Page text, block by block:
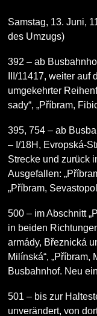
Samstag, 13. Juni,
des Umzugs)
392 – ab
III/11417, weiter
umgekehrter
sady“, „Příbram,
395, 754 – ab
– I/18H, Evropská-
Strecke und zurück
Ausgefallen:
„Příbram,
500 – im Abschnitt
in beiden
armády, Březnická
Milínská“, „Příbram,
Busbahnhof. Neu
501 – bis zur
unverändert, von